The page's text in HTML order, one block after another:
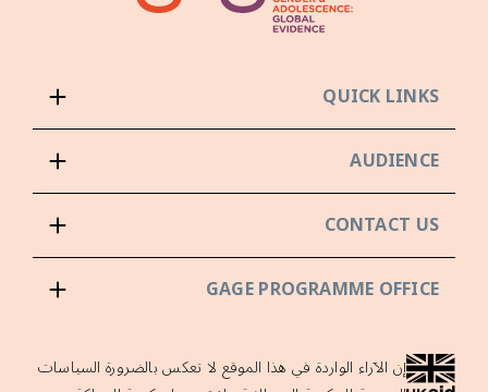
QUICK LINKS
AUDIENCE
CONTACT US
GAGE PROGRAMME OFFICE
إن الآراء الواردة في هذا الموقع لا تعكس بالضرورة السياسات